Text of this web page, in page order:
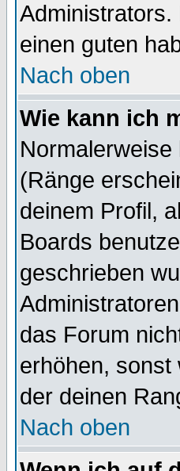
einen guten
Nach oben
Wie kann ich
(Ränge
deinem Profil,
Boards
geschrieben
das Forum
erhöhen, sonst
der deinen
Nach oben